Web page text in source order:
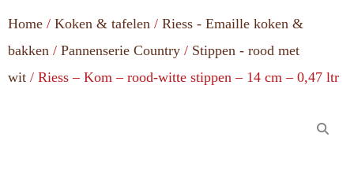
Home / Koken & tafelen / Riess - Emaille koken &
bakken / Pannenserie Country / Stippen - rood met
wit / Riess – Kom – rood-witte stippen – 14 cm – 0,47 ltr